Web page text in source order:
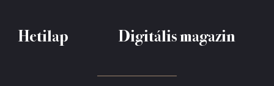
Hetilap Digitális magazin